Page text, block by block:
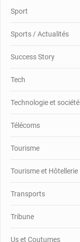
Sport
Sports / Actualités
Success Story
Tech
Technologie et société
Télécoms
Tourisme
Tourisme et Hôtellerie
Transports
Tribune
Us et Coutumes